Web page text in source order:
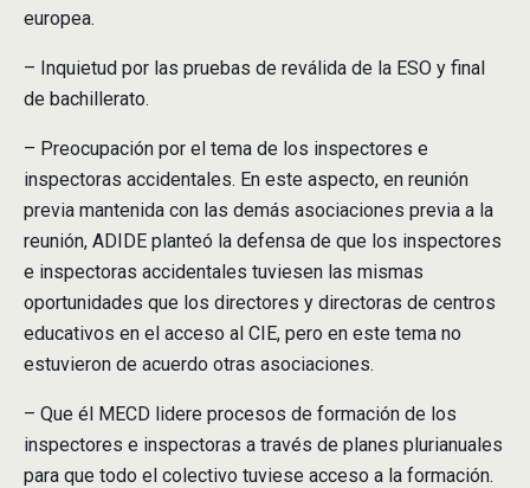
europea.
– Inquietud por las pruebas de reválida de la ESO y final
de bachillerato.
– Preocupación por el tema de los inspectores e
inspectoras accidentales. En este aspecto, en reunión
previa mantenida con las demás asociaciones previa a la
reunión, ADIDE planteó la defensa de que los inspectores
e inspectoras accidentales tuviesen las mismas
oportunidades que los directores y directoras de centros
educativos en el acceso al CIE, pero en este tema no
estuvieron de acuerdo otras asociaciones.
– Que él MECD lidere procesos de formación de los
inspectores e inspectoras a través de planes plurianuales
para que todo el colectivo tuviese acceso a la formación.